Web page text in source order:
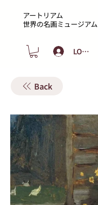
アートリアム
​世界の名画ミュージアム
LOGIN
Back